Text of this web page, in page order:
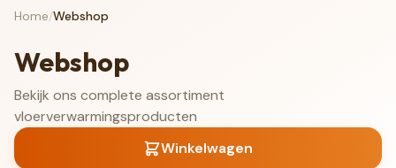
Home/Webshop
Webshop
Bekijk ons complete assortiment
vloerverwarmingsproducten
Winkelwagen